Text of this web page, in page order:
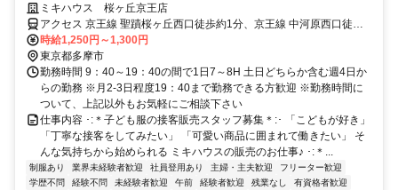
お仕事◎年2回のプチボーナスあり！
ミキハウス 桜ヶ丘京王店
アクセス 京王線 聖蹟桜ヶ丘西口徒歩約1分、京王線 中河原西口徒歩
約21分、京王線 百草園南口徒歩約24分
時給1,250円～1,300円
東京都多摩市
勤務時間 9：40～19：40の間で1日7～8H 土日どちらか含む週4日か
らの勤務 ※月2-3日程度19：40まで勤務できる方歓迎 ※勤務時間に
ついて、上記以外もお気軽にご相談下さい
仕事内容 ･:＊子ども服の接客販売スタッフ募集＊:･ 「こどもが好き」
「丁寧な接客をしてみたい」 「可愛い商品に囲まれて働きたい」 そ
んな気持ちから始められる ミキハウスの販売のお仕事♪ ･:＊...
制服あり 業界未経験者歓迎 社員登用あり 主婦・主夫歓迎
フリーター歓迎
学歴不問
経験不問 未経験者歓迎 午前 経験者歓迎 残業なし
有資格者歓迎